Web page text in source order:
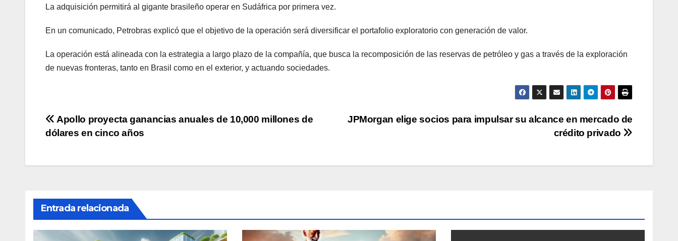
La adquisición permitirá al gigante brasileño operar en Sudáfrica por primera vez.
En un comunicado, Petrobras explicó que el objetivo de la operación será diversificar el portafolio exploratorio con generación de valor.
La operación está alineada con la estrategia a largo plazo de la compañía, que busca la recomposición de las reservas de petróleo y gas a través de la exploración
de nuevas fronteras, tanto en Brasil como en el exterior, y actuando sociedades.
Navegación
entradas
JPMorgan elige socios para impulsar su alcance en mercado de
crédito privado
Apollo proyecta ganancias anuales de 10,000 millones de
dólares en cinco años
Entrada relacionada